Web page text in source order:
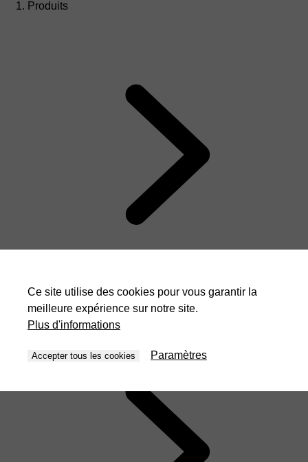
Produits
Tôlerie
Ce site utilise des cookies pour vous garantir la
meilleure expérience sur notre site.
Plus d'informations
Accepter tous les cookies Paramètres